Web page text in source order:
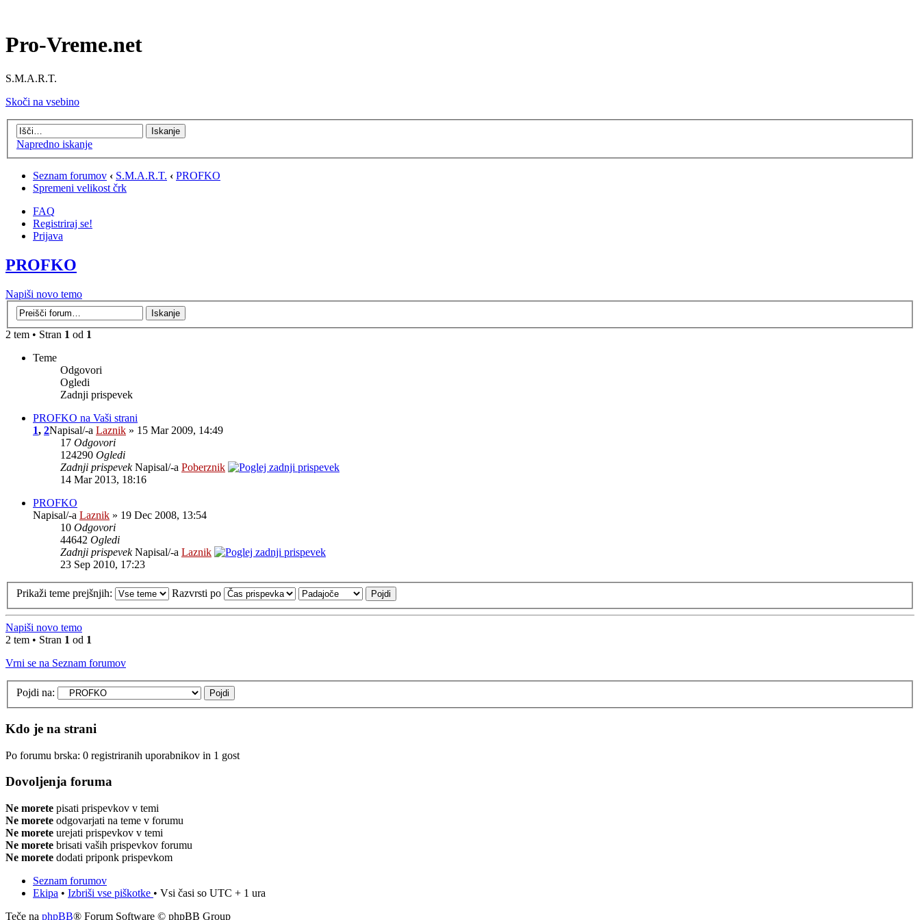
Pro-Vreme.net
S.M.A.R.T.
Skoči na vsebino
Napredno iskanje
Seznam forumov ‹ S.M.A.R.T. ‹ PROFKO
Spremeni velikost črk
FAQ
Registriraj se!
Prijava
PROFKO
Napiši novo temo
2 tem • Stran 1 od 1
Teme
Odgovori
Ogledi
Zadnji prispevek
PROFKO na Vaši strani
1, 2Napisal/-a Laznik » 15 Mar 2009, 14:49
17 Odgovori
124290 Ogledi
Zadnji prispevekNapisal/-a Poberznik
14 Mar 2013, 18:16
PROFKO
Napisal/-a Laznik » 19 Dec 2008, 13:54
10 Odgovori
44642 Ogledi
Zadnji prispevekNapisal/-a Laznik
23 Sep 2010, 17:23
Prikaži teme prejšnjih: Razvrsti po
Napiši novo temo
2 tem • Stran 1 od 1
Vrni se na Seznam forumov
Pojdi na:
Kdo je na strani
Po forumu brska: 0 registriranih uporabnikov in 1 gost
Dovoljenja foruma
Ne morete pisati prispevkov v temi
Ne morete odgovarjati na teme v forumu
Ne morete urejati prispevkov v temi
Ne morete brisati vaših prispevkov forumu
Ne morete dodati priponk prispevkom
Seznam forumov
Ekipa • Izbriši vse piškotke • Vsi časi so UTC + 1 ura
Teče na phpBB® Forum Software © phpBB Group